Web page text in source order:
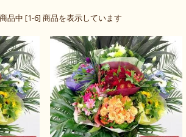
品中 [1-6] 商品を表示しています